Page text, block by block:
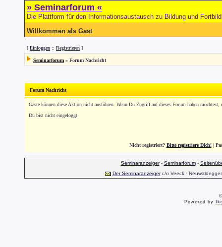
» Seminarforum «
Die Plattform für den Informationsaustausch zu Bildung und
Willkommen als Gast
[ Einloggen :: Registrieren ]
Seminarforum » Forum Nachricht
Forum Nachricht
Gäste können diese Aktion nicht ausführen. Wenn Du Zugriff auf dieses Forum haben
Du bist nicht eingeloggt
Nicht registriert? Bitte registriere Dich!|
Seminaranzeiger- Seminarforum-
Der Seminaranzeigerc/o Veeck -
Powered by